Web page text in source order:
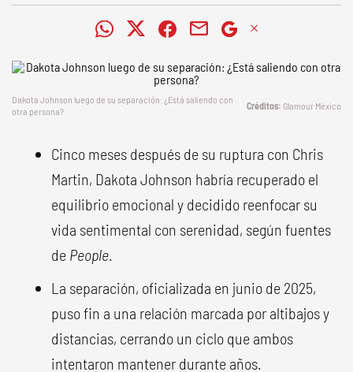
Dakota Johnson luego de su separación: ¿Está saliendo con
otra persona?
Glamour México
Cinco meses después de su ruptura con Chris
Martin, Dakota Johnson habría recuperado el
equilibrio emocional y decidido reenfocar su
vida sentimental con serenidad, según fuentes
de People.
La separación, oficializada en junio de 2025,
puso fin a una relación marcada por altibajos y
distancias, cerrando un ciclo que ambos
intentaron mantener durante años.